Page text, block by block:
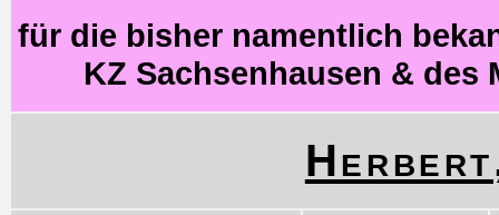
für die bisher namentlich
KZ Sachsenhausen & des
Herbert